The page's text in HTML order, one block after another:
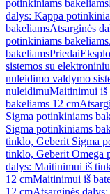
potinkiniams bakeliams
dalys: Kappa
bakeliamsAtsarginės
potinkiniams bakeliams
bakeliamsPriedai
sistemos su
nuleidimo valdymo
nuleidimuMaitinimui iš
bakeliams 12 cm
Sigma potinkiniams
Sigma potinkiniams
tinklo, Geberit Sigma
tinklo, Geberit Omega
dalys: Maitinimui iš
12 cmMaitinimui iš
12 cmAtsarginės